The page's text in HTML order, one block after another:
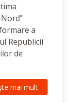
a
Republicii
de
mai mult